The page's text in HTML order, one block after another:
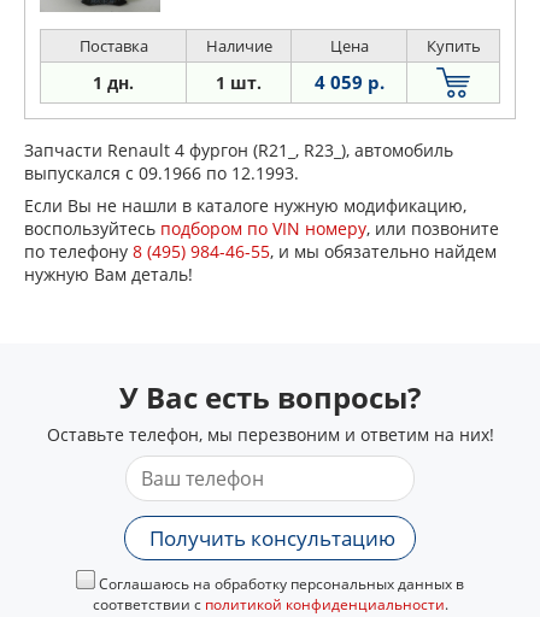
Поставка Наличие Цена Купить
1 дн. 1 шт. 4 059 р.
Запчасти Renault 4 фургон (R21_, R23_), автомобиль
выпускался с 09.1966 по 12.1993.
Если Вы не нашли в каталоге нужную модификацию,
воспользуйтесь подбором по VIN номеру, или позвоните
по телефону 8 (495) 984-46-55, и мы обязательно найдем
нужную Вам деталь!
У Вас есть вопросы?
Оставьте телефон, мы перезвоним и ответим на них!
Получить консультацию
Соглашаюсь на обработку персональных данных в
соответствии с политикой конфиденциальности.